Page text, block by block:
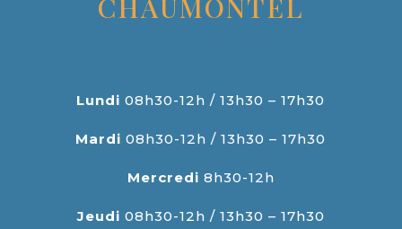
Lundi 08h30-12h / 13h30 – 17h30
Mardi08h30-12h / 13h30 – 17h30
Mercredi 8h30-12h
Jeudi 08h30-12h / 13h30 – 17h30